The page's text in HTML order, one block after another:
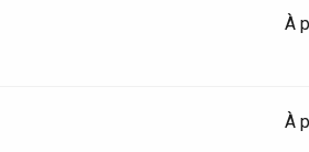
À
À